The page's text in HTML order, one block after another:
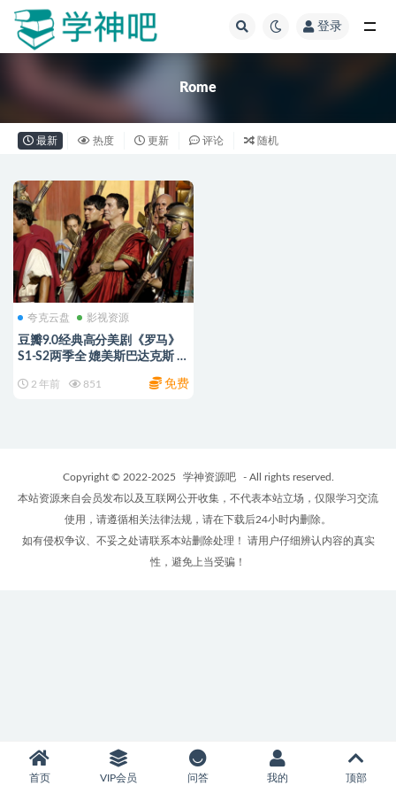
登录
Rome
最新 热度 更新 评论 随机
夸克云盘 影视资源
豆瓣9.0经典高分美剧《罗马》
S1-S2两季全 媲美斯巴达克斯 高
2 年前 851 免费
Copyright © 2022-2025 学神资源吧
- All rights reserved.
本站资源来自会员发布以及互联网公开收集，不代表本站立场，仅限学习交流
使用，请遵循相关法律法规，请在下载后24小时内删除。
如有侵权争议、不妥之处请联系本站删除处理！ 请用户仔细辨认内容的真实
性，避免上当受骗！
首页 VIP会员 问答 我的 顶部